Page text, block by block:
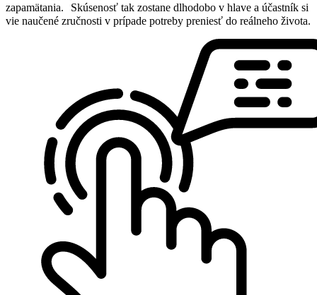
zapamätania. Skúsenosť tak zostane dlhodobo v hlave a účastník si
vie naučené zručnosti v prípade potreby preniesť do reálneho života.